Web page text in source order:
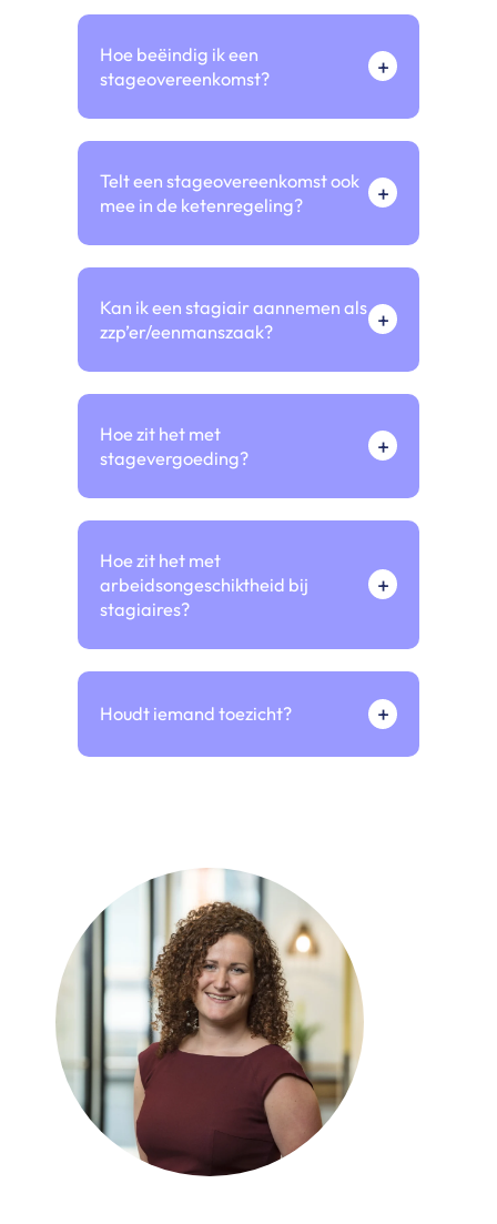
Hoe beëindig ik een
stageovereenkomst?
+
Telt een stageovereenkomst ook
mee in de ketenregeling?
+
Kan ik een stagiair aannemen als
zzp’er/eenmanszaak?
+
Hoe zit het met
stagevergoeding?
+
Hoe zit het met
arbeidsongeschiktheid bij
stagiaires?
+
Houdt iemand toezicht? +